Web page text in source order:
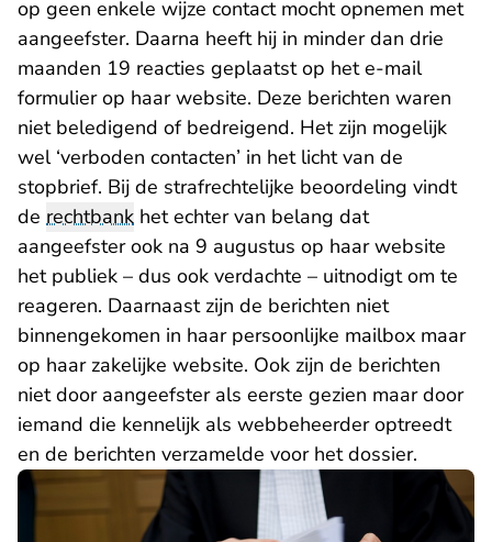
op geen enkele wijze contact mocht opnemen met
aangeefster. Daarna heeft hij in minder dan drie
maanden 19 reacties geplaatst op het e-mail
formulier op haar website. Deze berichten waren
niet beledigend of bedreigend. Het zijn mogelijk
wel ‘verboden contacten’ in het licht van de
stopbrief. Bij de strafrechtelijke beoordeling vindt
de rechtbank het echter van belang dat
aangeefster ook na 9 augustus op haar website
het publiek – dus ook verdachte – uitnodigt om te
reageren. Daarnaast zijn de berichten niet
binnengekomen in haar persoonlijke mailbox maar
op haar zakelijke website. Ook zijn de berichten
niet door aangeefster als eerste gezien maar door
iemand die kennelijk als webbeheerder optreedt
en de berichten verzamelde voor het dossier.